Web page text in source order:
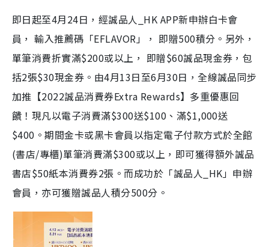
即日起至4月24日，經誠品人_HK APP新申辦白卡會
員， 輸入推薦碼「EFLAVOR」， 即贈500積分。另外，
單筆消費折實滿$200或以上， 即贈$60誠品現金券，包
括2張$30現金券。由4月13日至6月30日，全線誠品同步
加推【2022誠品消費券Extra Rewards】多重優惠回
饋！現凡以電子消費滿$300送$100、滿$1,000送
$400。期間金卡或黑卡會員以指定電子付款方式於全館
(書店/專櫃)單筆消費滿$300或以上，即可獲得額外誠品
書店$50紙本消費券2張。而成功於「誠品人_HK」申辦
會員，亦可獲贈誠品人積分500分。